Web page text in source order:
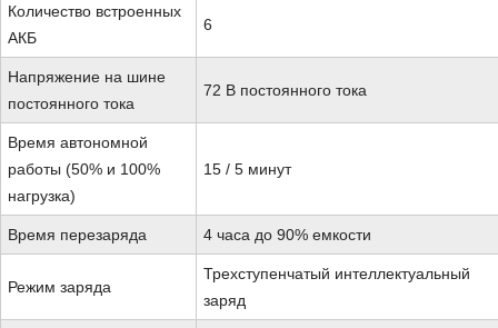
Количество встроенных
АКБ
6
Напряжение на шине
постоянного тока
72 В постоянного тока
Время автономной
работы (50% и 100%
нагрузка)
15 / 5 минут
Время перезаряда 4 часа до 90% емкости
Режим заряда
Трехступенчатый интеллектуальный
заряд